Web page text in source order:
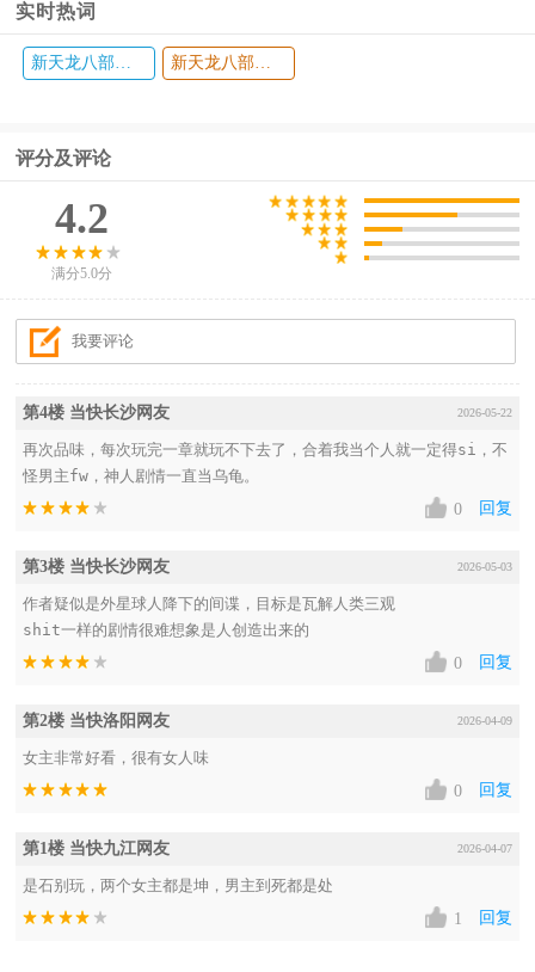
实时热词
新天龙八部怀旧服 新天龙八部端游
评分及评论
4.2
满分5.0分
第4楼 当快长沙网友 2026-05-22
再次品味，每次玩完一章就玩不下去了，合着我当个人就一定得si，不
怪男主fw，神人剧情一直当乌龟。
0
回复
第3楼 当快长沙网友 2026-05-03
作者疑似是外星球人降下的间谍，目标是瓦解人类三观
shit一样的剧情很难想象是人创造出来的
0
回复
第2楼 当快洛阳网友 2026-04-09
女主非常好看，很有女人味
0
回复
第1楼 当快九江网友 2026-04-07
是石别玩，两个女主都是坤，男主到死都是处
1
回复